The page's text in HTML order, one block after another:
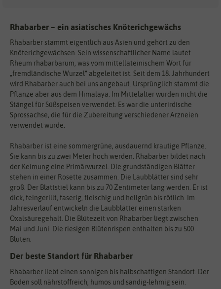
Rhabarber – ein asiatisches Knöterichgewächs
Rhabarber stammt eigentlich aus Asien und gehört zu den
Knöterichgewächsen. Sein wissenschaftlicher Name lautet
Rheum rhabarbarum, was vom mittellateinischem Wort für
„fremdländische Wurzel“ abgeleitet ist. Seit dem 18. Jahrhundert
wird Rhabarber auch bei uns angebaut. Ursprünglich stammt die
Pflanze aber aus dem Himalaya. Im Mittelalter wurden nicht die
Stängel für Süßspeisen verwendet. Es war die unterirdische
Sprossachse, die für die Zubereitung verschiedener Arzneien
verwendet wurde.
Rhabarber ist eine sommergrüne, ausdauernd krautige Pflanze.
Sie kann bis zu zwei Meter hoch werden. Rhabarber bildet nach
der Keimung eine Primärwurzel. Die grundständigen Blätter
stehen in einer Rosette zusammen. Die Laubblätter sind sehr
groß. Der Blattstiel kann bis zu 70 Zentimeter lang werden. Er ist
dick, feingerillt, faserig, fleischig und hellgrün bis rötlich. Im
Jahresverlauf entwickeln die Laubblätter einen starken
Oxalsäuregehalt. Die Blütezeit von Rhabarber liegt zwischen
Mai und Juni. Die riesigen Blütenrispen enthalten bis zu 500
Blüten.
Der beste Standort für Rhabarber
Rhabarber liebt einen sonnigen bis halbschattigen Standort. Der
Boden soll nährstoffreich, humos und sandig-lehmig sein.